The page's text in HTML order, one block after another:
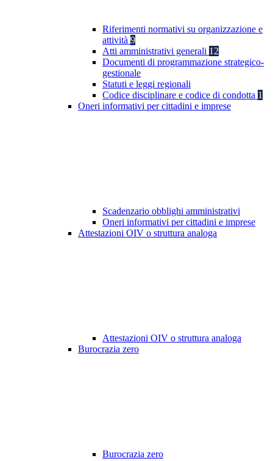
Riferimenti normativi su organizzazione e
attività 9
Atti amministrativi generali 12
Documenti di programmazione strategico-
gestionale
Statuti e leggi regionali
Codice disciplinare e codice di condotta 1
Oneri informativi per cittadini e imprese
Scadenzario obblighi amministrativi
Oneri informativi per cittadini e imprese
Attestazioni OIV o struttura analoga
Attestazioni OIV o struttura analoga
Burocrazia zero
Burocrazia zero